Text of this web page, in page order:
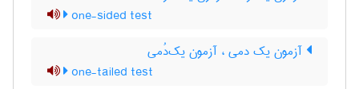
one-sided test
آزمون یک دمی ، آزمون یک‌دُمی
one-tailed test